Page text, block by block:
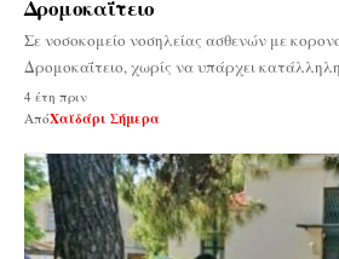
Δρομοκαΐτειο
Σε νοσοκομείο νοσηλείας ασθενών με
Δρομοκαΐτειο, χωρίς να υπάρχει
4 έτη πριν
ΑπόΧαϊδάρι Σήμερα